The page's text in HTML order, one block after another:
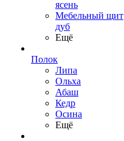
ясень
Мебельный щит
дуб
Ещё
Полок
Липа
Ольха
Абаш
Кедр
Осина
Ещё